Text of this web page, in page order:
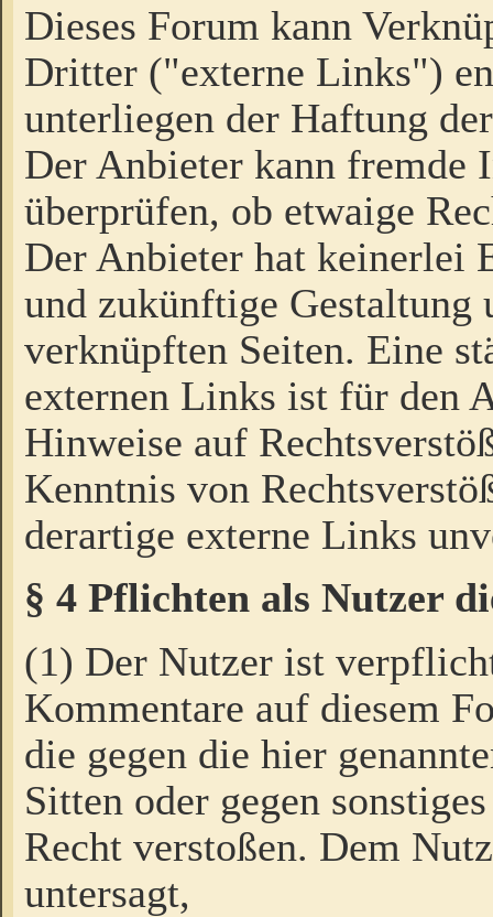
Dieses Forum kann
Dritter ("externe Links")
unterliegen der Haftung
Der Anbieter kann fremde
überprüfen, ob etwaige
Der Anbieter hat keinerlei
und zukünftige Gestaltung
verknüpften Seiten. Eine
externen Links ist für den
Hinweise auf
Kenntnis von
derartige externe Links
§ 4 Pflichten als Nutzer
(1) Der Nutzer ist
Kommentare auf diesem
die gegen die hier
Sitten oder gegen
Recht verstoßen. Dem
untersagt,